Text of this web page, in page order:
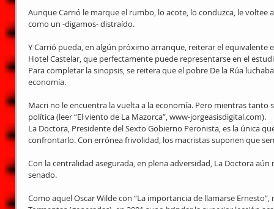
Aunque Carrió le marque el rumbo, lo acote, lo conduzca, le voltee
como un -digamos- distraído.
Y Carrió pueda, en algún próximo arranque, reiterar el equivalente
Hotel Castelar, que perfectamente puede representarse en el
Para completar la sinopsis, se reitera que el pobre De la Rúa
economía.
Macri no le encuentra la vuelta a la economía. Pero mientras tanto
política (leer “El viento de La Mazorca”, www-jorgeasisdigital.com).
La Doctora, Presidente del Sexto Gobierno Peronista, es la única
confrontarlo. Con errónea frivolidad, los macristas suponen que
Con la centralidad asegurada, en plena adversidad, La Doctora
senado.
Como aquel Oscar Wilde con “La importancia de llamarse